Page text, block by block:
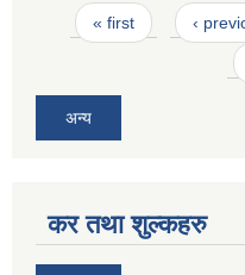
Pages
« first ‹
अन्य
कर तथा शुल्कहरु